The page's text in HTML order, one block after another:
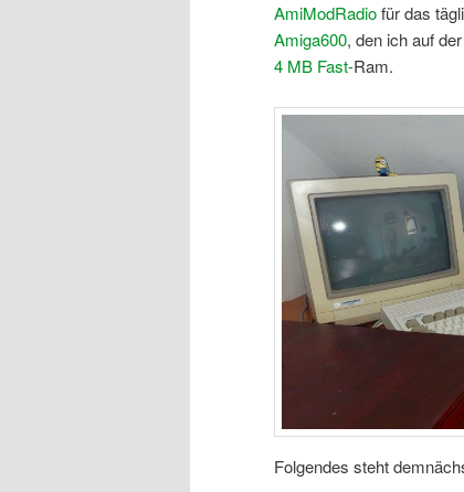
AmiModRadiofür das
Amiga600, den ich auf der
4 MB Fast-Ram.
Folgendes steht